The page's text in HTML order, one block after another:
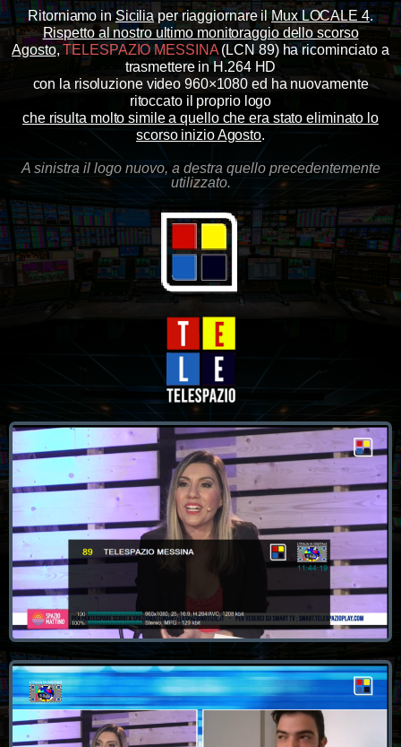
Ritorniamo inSiciliaper riaggiornare ilMux LOCALE 4.
Rispetto al nostro ultimo monitoraggio dello scorso
Agosto,TELESPAZIO MESSINA(LCN 89) ha ricominciato a
trasmettere in H.264 HD
con la risoluzione video 960×1080 ed ha nuovamente
ritoccato il proprio logo
che risulta molto simile a quello che era stato eliminato lo
scorso inizio Agosto.
A sinistra il logo nuovo, a destra quello precedentemente
utilizzato.